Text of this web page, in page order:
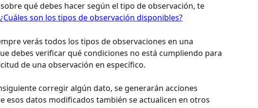
qué debes hacer según el tipo de observación, te
¿Cuáles son los tipos de observación disponibles?
verás todos los tipos de observaciones en una
debes verificar qué condiciones no está cumpliendo para
de una observación en específico.
corregir algún dato, se generarán acciones
esos datos modificados también se actualicen en otros